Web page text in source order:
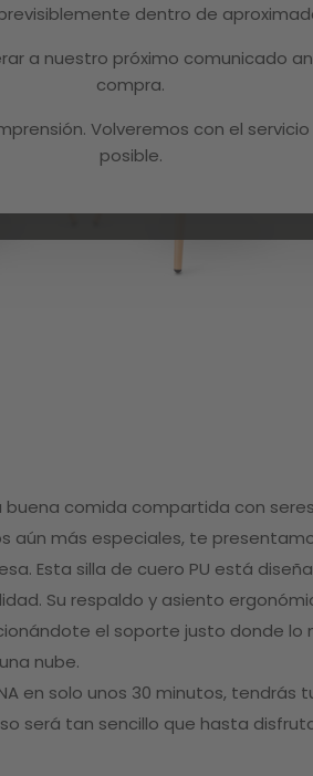
dentro de
a nuestro próximo comunicado
compra.
Volveremos con el
posible.
comida compartida con
más especiales, te
Esta silla de cuero PU está
Su respaldo y asiento
el soporte justo donde lo
nube.
en solo unos 30 minutos, tendrás
será tan sencillo que hasta